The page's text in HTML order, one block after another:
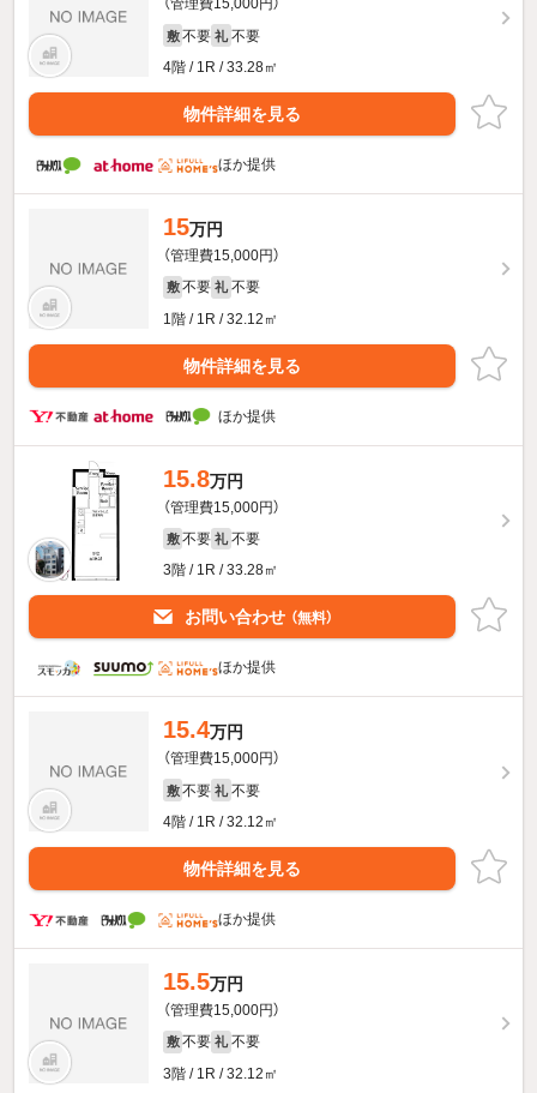
（管理費15,000円）
敷 不要 礼 不要
4階 / 1R / 33.28㎡
物件詳細を見る
ほか提供
15万円
（管理費15,000円）
敷 不要 礼 不要
1階 / 1R / 32.12㎡
物件詳細を見る
ほか提供
15.8万円
（管理費15,000円）
敷 不要 礼 不要
3階 / 1R / 33.28㎡
お問い合わせ （無料）
ほか提供
15.4万円
（管理費15,000円）
敷 不要 礼 不要
4階 / 1R / 32.12㎡
物件詳細を見る
ほか提供
15.5万円
（管理費15,000円）
敷 不要 礼 不要
3階 / 1R / 32.12㎡